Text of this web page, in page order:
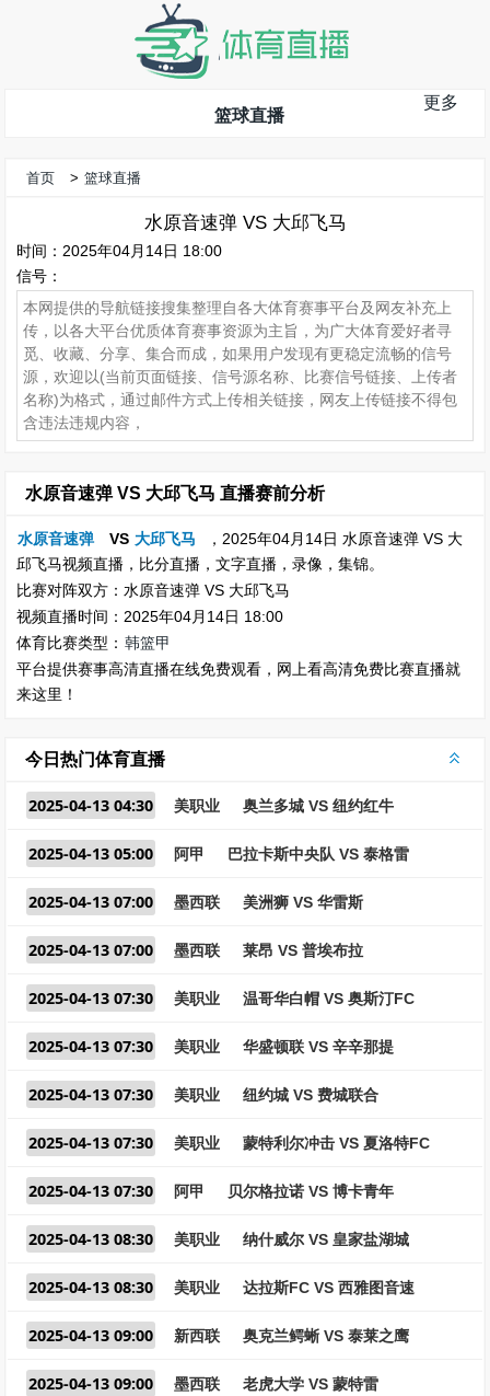
篮球直播
更多
首页 > 篮球直播
水原音速弹 VS 大邱飞马
时间：2025年04月14日 18:00
信号：
本网提供的导航链接搜集整理自各大体育赛事平台及网友补充上
传，以各大平台优质体育赛事资源为主旨，为广大体育爱好者寻
觅、收藏、分享、集合而成，如果用户发现有更稳定流畅的信号
源，欢迎以(当前页面链接、信号源名称、比赛信号链接、上传者
名称)为格式，通过邮件方式上传相关链接，网友上传链接不得包
含违法违规内容，
水原音速弹 VS 大邱飞马 直播赛前分析
水原音速弹 VS 大邱飞马
，2025年04月14日 水原音速弹 VS 大
邱飞马视频直播，比分直播，文字直播，录像，集锦。
比赛对阵双方：水原音速弹 VS 大邱飞马
视频直播时间：2025年04月14日 18:00
体育比赛类型： 韩篮甲
平台提供赛事高清直播在线免费观看，网上看高清免费比赛直播就
来这里！
今日热门体育直播
2025-04-13 04:30 美职业 奥兰多城 VS 纽约红牛
2025-04-13 05:00 阿甲 巴拉卡斯中央队 VS 泰格雷
2025-04-13 07:00 墨西联 美洲狮 VS 华雷斯
2025-04-13 07:00 墨西联 莱昂 VS 普埃布拉
2025-04-13 07:30 美职业 温哥华白帽 VS 奥斯汀FC
2025-04-13 07:30 美职业 华盛顿联 VS 辛辛那提
2025-04-13 07:30 美职业 纽约城 VS 费城联合
2025-04-13 07:30 美职业 蒙特利尔冲击 VS 夏洛特FC
2025-04-13 07:30 阿甲 贝尔格拉诺 VS 博卡青年
2025-04-13 08:30 美职业 纳什威尔 VS 皇家盐湖城
2025-04-13 08:30 美职业 达拉斯FC VS 西雅图音速
2025-04-13 09:00 新西联 奥克兰鳄蜥 VS 泰莱之鹰
2025-04-13 09:00 墨西联 老虎大学 VS 蒙特雷